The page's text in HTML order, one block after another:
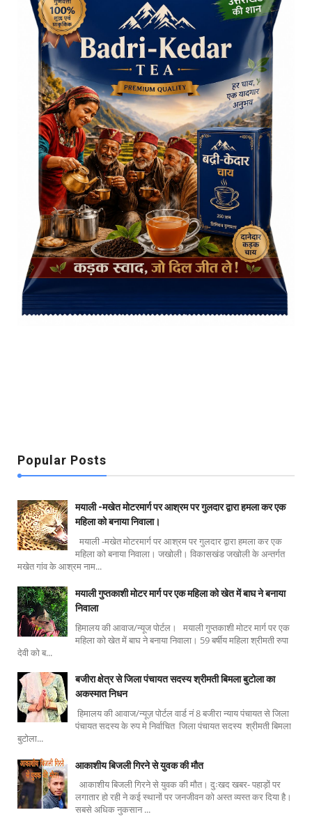
Popular Posts
मयाली -मखेत मोटरमार्ग पर आश्रम पर गुलदार द्वारा हमला कर एक
महिला को बनाया निवाला।
मयाली -मखेत मोटरमार्ग पर आश्रम पर गुलदार द्वारा हमला कर एक
महिला को बनाया निवाला। जखोली। विकासखंड जखोली के अन्तर्गत
मखेत गांव के आश्रम नाम...
मयाली गुप्तकाशी मोटर मार्ग पर एक महिला को खेत में बाघ ने बनाया
निवाला
हिमालय की आवाज/न्यूज पोर्टल। मयाली गुप्तकाशी मोटर मार्ग पर एक
महिला को खेत में बाघ ने बनाया निवाला। 59 बर्षीय महिला श्रीमती रुपा
देवी को ब...
बजीरा क्षेत्र से जिला पंचायत सदस्य श्रीमती बिमला बुटोला का
अकस्मात निधन
हिमालय की आवाज/न्यूज़ पोर्टल वार्ड नं 8 बजीरा न्याय पंचायत से जिला
पंचायत सदस्य के रुप मे निर्वाचित जिला पंचायत सदस्य श्रीमती बिमला
बुटोला...
आकाशीय बिजली गिरने से युवक की मौत
आकाशीय बिजली गिरने से युवक की मौत। दुःखद खबर- पहाड़ों पर
लगातार हो रही ने कई स्थानों पर जनजीवन को अस्त व्यस्त कर दिया है।
सबसे अधिक नुकसान ...